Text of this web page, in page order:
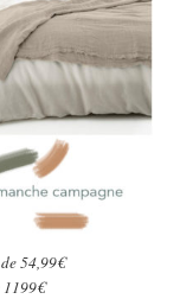
54,99€
1199€